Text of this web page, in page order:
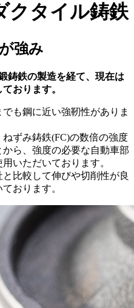
クタイル鋳鉄
強み
鋳鉄の製造を経て、現在は
ております。
も鋼に近い強靭性がありま
ずみ鋳鉄(FC)の数倍の強度
ら、強度の必要な自動車部
いただいております。
比較して伸びや切削性が良
おります。